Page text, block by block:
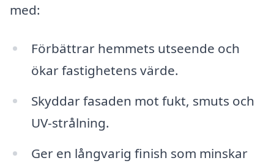
med:
Förbättrar hemmets utseende och
ökar fastighetens värde.
Skyddar fasaden mot fukt, smuts och
UV-strålning.
Ger en långvarig finish som minskar